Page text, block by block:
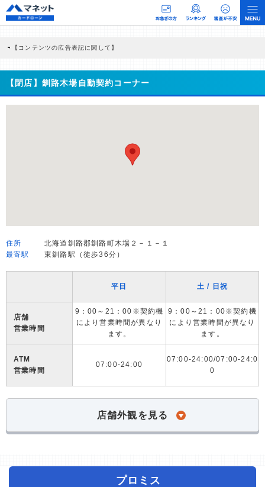
【コンテンツの広告表記に関して】
商品を根拠なくPRするものではなく、当編集部の調査／ユーザーへの口コミ収集な
どに基づき、公平性を担保した情報提供を行っています。
>提携企業一覧
【閉店】釧路木場自動契約コーナー
住所
北海道釧路郡釧路町木場２－１－１
最寄駅
東釧路駅（徒歩36分）
平日 土 / 日祝
店舗
営業時間
9：00～21：00※契約機
により営業時間が異なり
ます。
9：00～21：00※契約機
により営業時間が異なり
ます。
ATM
営業時間
07:00-24:00
07:00-24:00/07:00-24:0
0
店舗外観を見る
プロミス